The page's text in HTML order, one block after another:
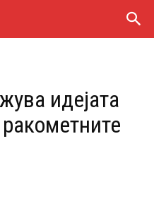
идејата